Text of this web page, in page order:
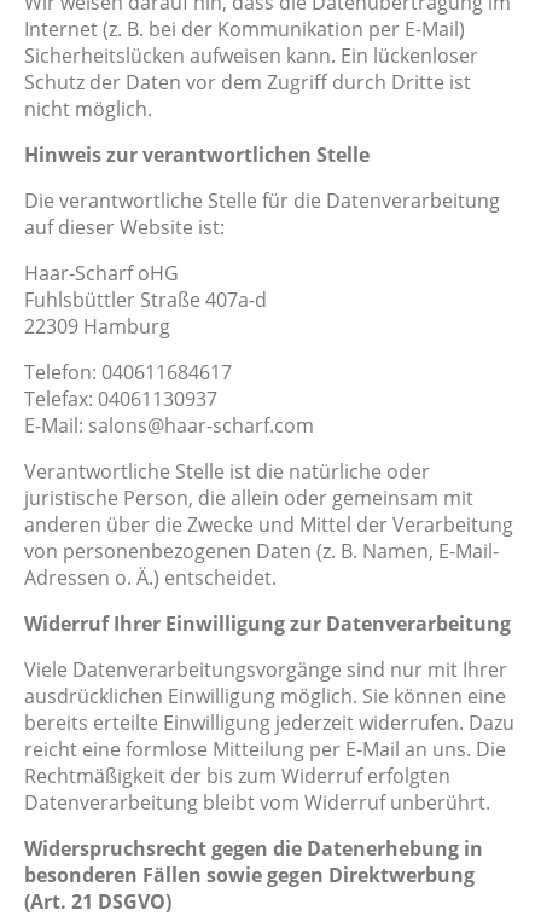
Internet (z. B. bei der Kommunikation per E-Mail)
Sicherheitslücken aufweisen kann. Ein lückenloser
Schutz der Daten vor dem Zugriff durch Dritte ist
nicht möglich.
Hinweis zur verantwortlichen Stelle
Die verantwortliche Stelle für die Datenverarbeitung
auf dieser Website ist:
Haar-Scharf oHG
Fuhlsbüttler Straße 407a-d
22309 Hamburg
Telefon: 040611684617
Telefax: 04061130937
E-Mail: salons@haar-scharf.com
Verantwortliche Stelle ist die natürliche oder
juristische Person, die allein oder gemeinsam mit
anderen über die Zwecke und Mittel der Verarbeitung
von personenbezogenen Daten (z. B. Namen, E-Mail-
Adressen o. Ä.) entscheidet.
Widerruf Ihrer Einwilligung zur Datenverarbeitung
Viele Datenverarbeitungsvorgänge sind nur mit Ihrer
ausdrücklichen Einwilligung möglich. Sie können eine
bereits erteilte Einwilligung jederzeit widerrufen. Dazu
reicht eine formlose Mitteilung per E-Mail an uns. Die
Rechtmäßigkeit der bis zum Widerruf erfolgten
Datenverarbeitung bleibt vom Widerruf unberührt.
Widerspruchsrecht gegen die Datenerhebung in
besonderen Fällen sowie gegen Direktwerbung
(Art. 21 DSGVO)